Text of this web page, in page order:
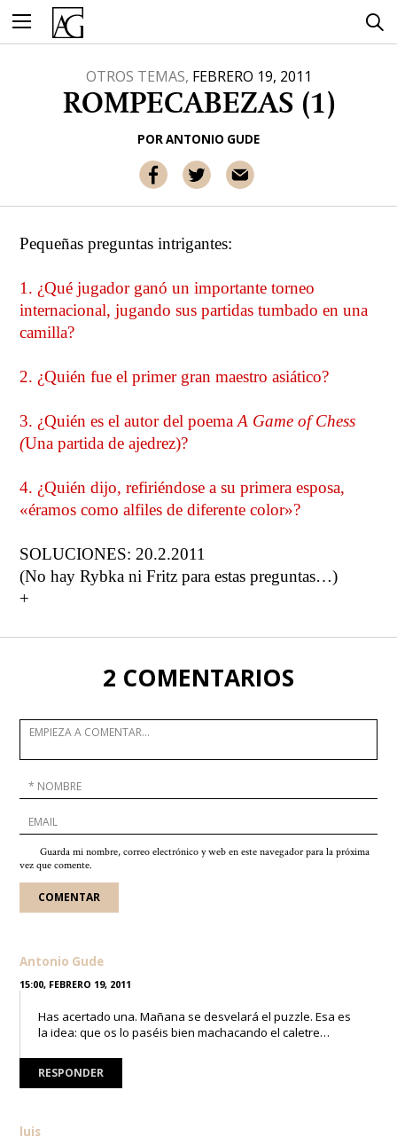
contenido
OTROS TEMAS, FEBRERO 19, 2011
ROMPECABEZAS (1)
PORANTONIO GUDE
Pequeñas preguntas intrigantes:
1. ¿Qué jugador ganó un importante torneo
internacional, jugando sus partidas tumbado en una
camilla?
2. ¿Quién fue el primer gran maestro asiático?
3. ¿Quién es el autor del poemaA Game of Chess
(Una partida de ajedrez)?
4. ¿Quién dijo, refiriéndose a su primera esposa,
«éramos como alfiles de diferente color»?
SOLUCIONES: 20.2.2011
(No hay Rybka ni Fritz para estas preguntas…)
+
2 COMENTARIOS
Guarda mi nombre, correo electrónico y web en este navegador para la próxima
vez que comente.
Antonio Gude
15:00, FEBRERO 19, 2011
Has acertado una. Mañana se desvelará el puzzle. Esa es
la idea: que os lo paséis bien machacando el caletre…
RESPONDER
luis